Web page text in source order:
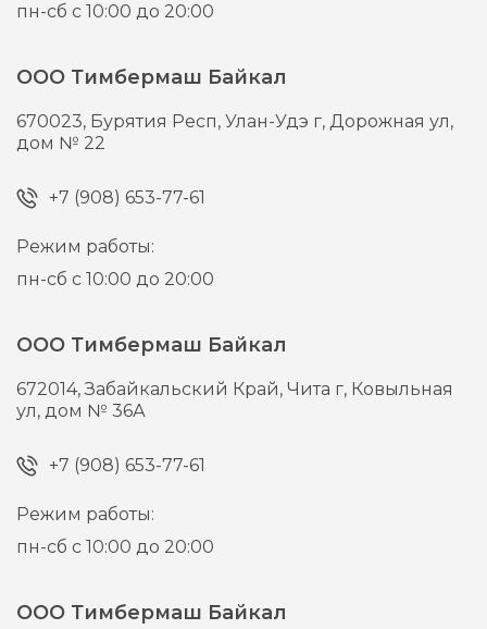
пн-сб с 10:00 до 20:00
ООО Тимбермаш Байкал
670023, Бурятия Респ, Улан-Удэ г,Дорожная ул,
дом № 22
+7 (908) 653-77-61
Режим работы:
пн-сб с 10:00 до 20:00
ООО Тимбермаш Байкал
672014,Забайкальский Край, Чита г, Ковыльная
ул, дом № 36А
+7 (908) 653-77-61
Режим работы:
пн-сб с 10:00 до 20:00
ООО Тимбермаш Байкал